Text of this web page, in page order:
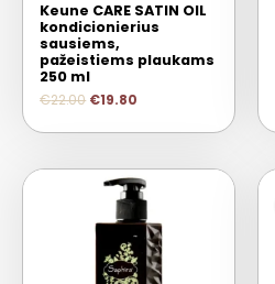
Keune CARE SATIN OIL
kondicionierius
sausiems,
pažeistiems plaukams
250 ml
€22.00 €19.80